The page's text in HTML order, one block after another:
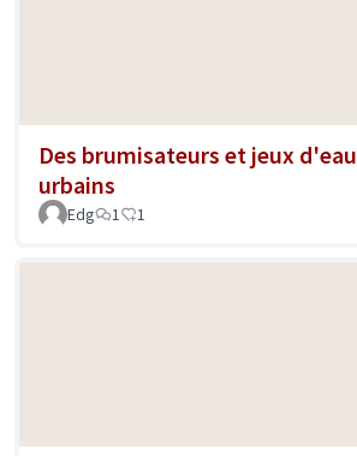
Des brumisateurs et jeux d'eau
urbains
Edg 1 1